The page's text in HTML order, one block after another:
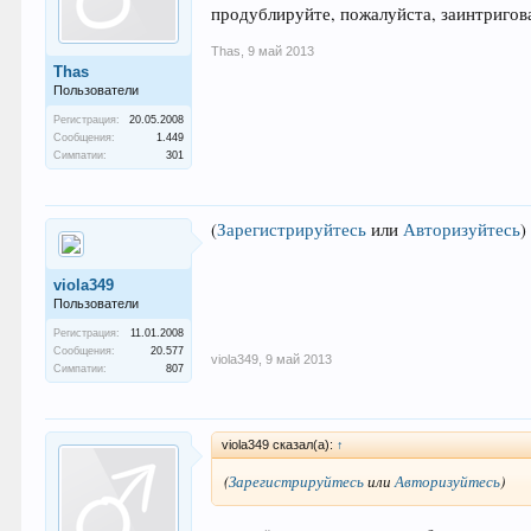
Thas
Пользователи
Регистрация:
20.05.2008
Сообщения:
1.449
Симпатии:
301
продублируйте, пожалуйста,
Thas 9 май 2013
viola349
Пользователи
Регистрация:
11.01.2008
Сообщения:
20.577
Симпатии:
807
(Зарегистрируйтесь илиАвторизуйтесь)
viola349 9 май 2013
viola349 сказал(а): ↑
(ЗарегистрируйтесьилиАвторизуйтесь)